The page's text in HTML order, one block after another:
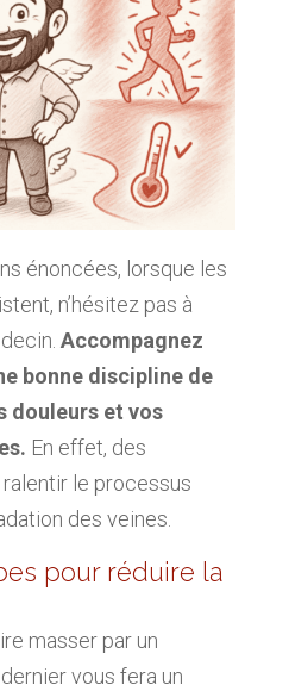
énoncées, lorsque les
n’hésitez pas à
Accompagnez
bonne discipline de
douleurs et vos
En effet, des
le processus
des veines.
pour réduire la
masser par un
vous fera un